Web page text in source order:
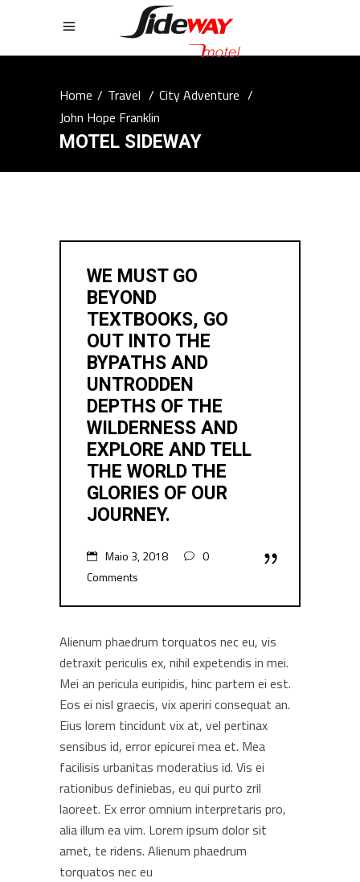
Home/Travel /City Adventure /
John Hope Franklin
MOTEL SIDEWAY
WE MUST GO
BEYOND
TEXTBOOKS, GO
OUT INTO THE
BYPATHS AND
UNTRODDEN
DEPTHS OF THE
WILDERNESS AND
EXPLORE AND TELL
THE WORLD THE
GLORIES OF OUR
JOURNEY.
Maio 3, 2018
0
Comments
Alienum phaedrum torquatos nec eu, vis
detraxit periculis ex, nihil expetendis in mei.
Mei an pericula euripidis, hinc partem ei est.
Eos ei nisl graecis, vix aperiri consequat an.
Eius lorem tincidunt vix at, vel pertinax
sensibus id, error epicurei mea et. Mea
facilisis urbanitas moderatius id. Vis ei
rationibus definiebas, eu qui purto zril
laoreet. Ex error omnium interpretaris pro,
alia illum ea vim. Lorem ipsum dolor sit
amet, te ridens. Alienum phaedrum
torquatos nec eu